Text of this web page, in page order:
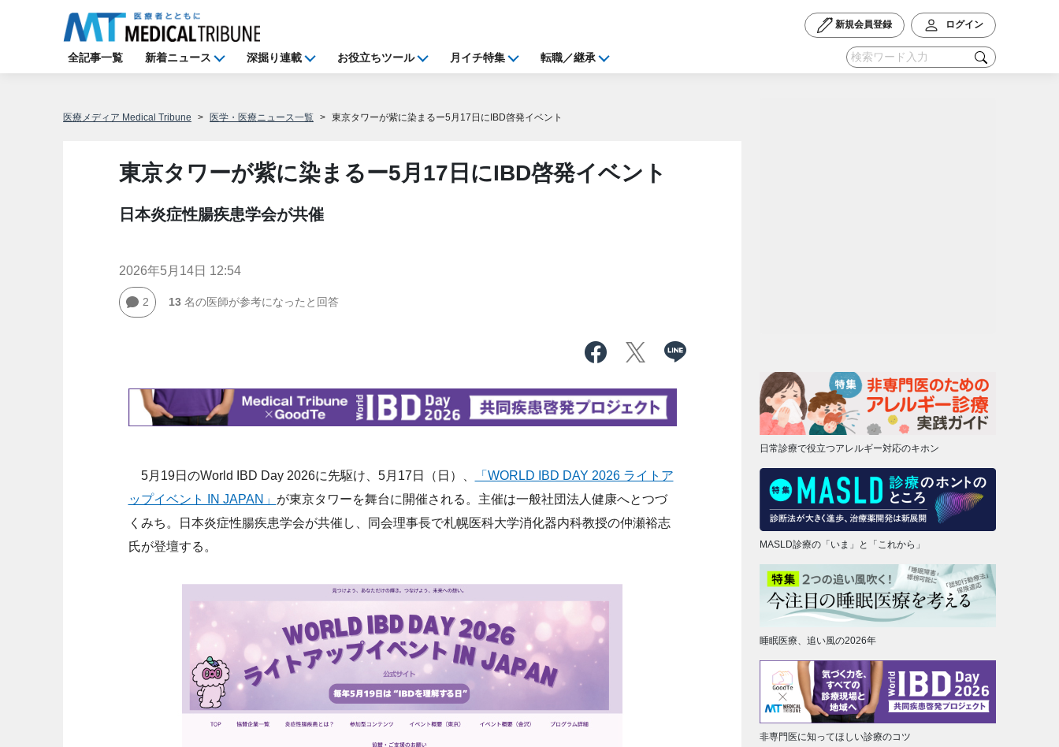
新規会員登録 ログイン
全記事一覧 新着ニュース 深掘り連載 お役立ちツール 月イチ特集 転職／継承
医療メディア Medical Tribune 医学・医療ニュース一覧 東京タワーが紫に染まるー5月17日にIBD啓発イベント
東京タワーが紫に染まるー5月17日にIBD啓発イベント
日本炎症性腸疾患学会が共催
2026年5月14日 12:54
2 13名の医師が参考になったと回答
5月19日のWorld IBD Day 2026に先駆け、5月17日（日）、
「WORLD IBD DAY 2026 ライトア
ップイベント IN JAPAN」 が東京タワーを舞台に開催される。主催は一般社団法人健康へとつづ
くみち。日本炎症性腸疾患学会が共催し、同会理事長で札幌医科大学消化器内科教授の仲瀬裕志
氏が登壇する。
日常診療で役立つアレルギー対応のキホン
MASLD診療の「いま」と「これから」
睡眠医療、追い風の2026年
非専門医に知ってほしい診療のコツ